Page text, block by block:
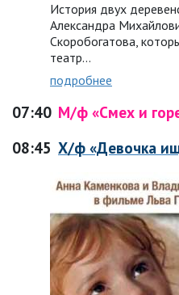
История двух
Александра
Скоробогатова,
театр…
подробнее
07:40 М/ф «Смех и
08:45 Х/ф «Девочка